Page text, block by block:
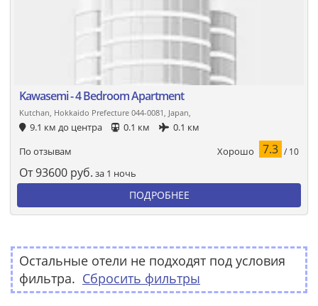
Kawasemi - 4 Bedroom Apartment
Kutchan, Hokkaido Prefecture 044-0081, Japan,
9.1 км до центра 0.1 км
0.1 км
По отзывам
Хорошо 7.3 / 10
От93600 руб. за 1 ночь
ПОДРОБНЕЕ
Остальные отели не подходят под условия
фильтра. Сбросить фильтры